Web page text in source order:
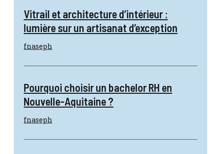
Vitrail et architecture d’intérieur :
lumière sur un artisanat d’exception
fnaseph
Pourquoi choisir un bachelor RH en
Nouvelle-Aquitaine ?
fnaseph